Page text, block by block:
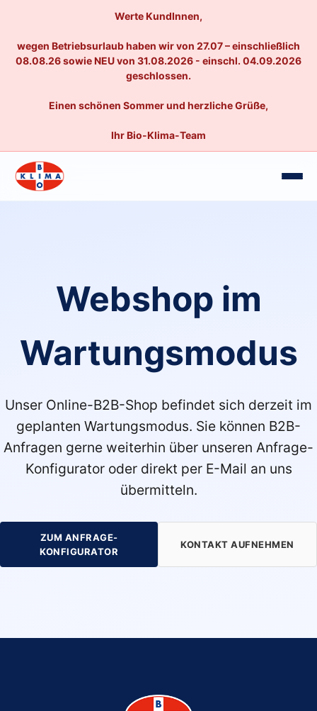
Werte KundInnen,
wegen Betriebsurlaub haben wir von 27.07 – einschließlich
08.08.26 sowie NEU von 31.08.2026 - einschl. 04.09.2026
geschlossen.
Einen schönen Sommer und herzliche Grüße,
Ihr Bio-Klima-Team
Webshop im
Wartungsmodus
Unser Online-B2B-Shop befindet sich derzeit im
geplanten Wartungsmodus. Sie können B2B-
Anfragen gerne weiterhin über unseren Anfrage-
Konfigurator oder direkt per E-Mail an uns
übermitteln.
ZUM ANFRAGE-
KONFIGURATOR
KONTAKT AUFNEHMEN